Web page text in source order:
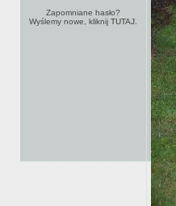
Zapomniane hasło?
Wyślemy nowe, kliknijTUTAJ